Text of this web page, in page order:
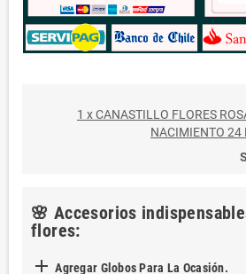
1 x CANASTILLO FLORES
NACIMIENTO 24
🌸 Accesorios
flores:
 Agregar Globos Para La Ocasión.